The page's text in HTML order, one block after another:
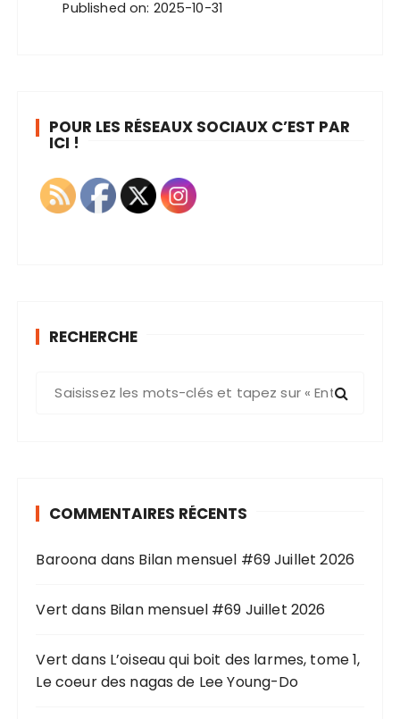
Published on: 2025-10-31
POUR LES RÉSEAUX SOCIAUX C’EST PAR
ICI !
RECHERCHE
e
o
r
COMMENTAIRES RÉCENTS
Baroona dans Bilan mensuel #69 Juillet 2026
Vert dans Bilan mensuel #69 Juillet 2026
Vert dans L’oiseau qui boit des larmes, tome 1,
Le coeur des nagas de Lee Young-Do